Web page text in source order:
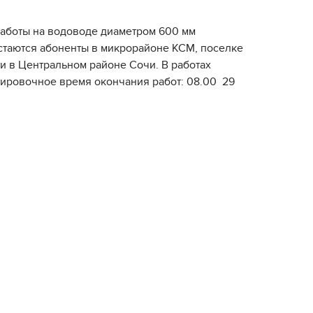
на водоводе диаметром600 мм
абоненты в микрорайоне КСМ, поселке
Центральном районе Сочи. В работах
время окончания работ: 08.00 29